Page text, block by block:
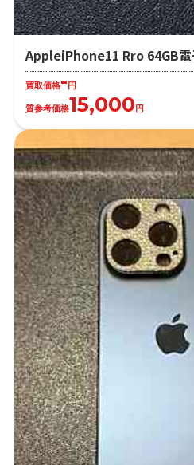
AppleiPhone11 Rro 64GB電
買取価格- 円
質参考価格15,000 円